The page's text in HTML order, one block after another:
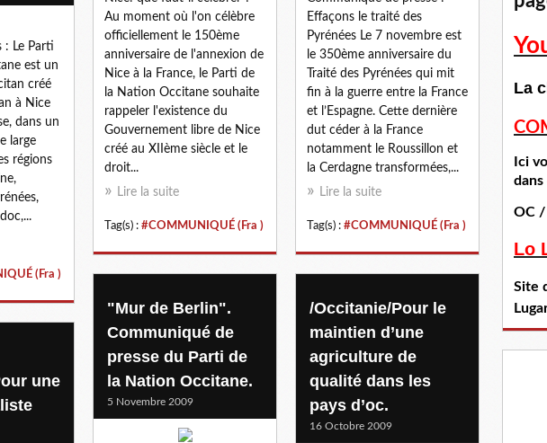
: Le Parti
est un
créé
à Nice
dans un
large
régions
(Fra )
Au moment où l'on célèbre
officiellement le 150ème
anniversaire de l'annexion de
Nice à la France, le Parti de
la Nation Occitane souhaite
rappeler l'existence du
Gouvernement libre de Nice
créé au XIIème siècle et le
droit...
Lire la suite
Tag(s) : #COMMUNIQUÉ (Fra )
Effaçons le traité des
Pyrénées Le 7 novembre est
le 350ème anniversaire du
Traité des Pyrénées qui mit
fin à la guerre entre la France
et l’Espagne. Cette dernière
dut céder à la France
notamment le Roussillon et
la Cerdagne transformées,...
Lire la suite
Tag(s) : #COMMUNIQUÉ (Fra )
"Mur de Berlin".
Communiqué de
presse du Parti de
la Nation Occitane.
5 Novembre 2009
/Occitanie/Pour le
maintien d’une
agriculture de
qualité dans les
pays d’oc.
16 Octobre 2009
une
La
Ici
OC /
Lo
Site